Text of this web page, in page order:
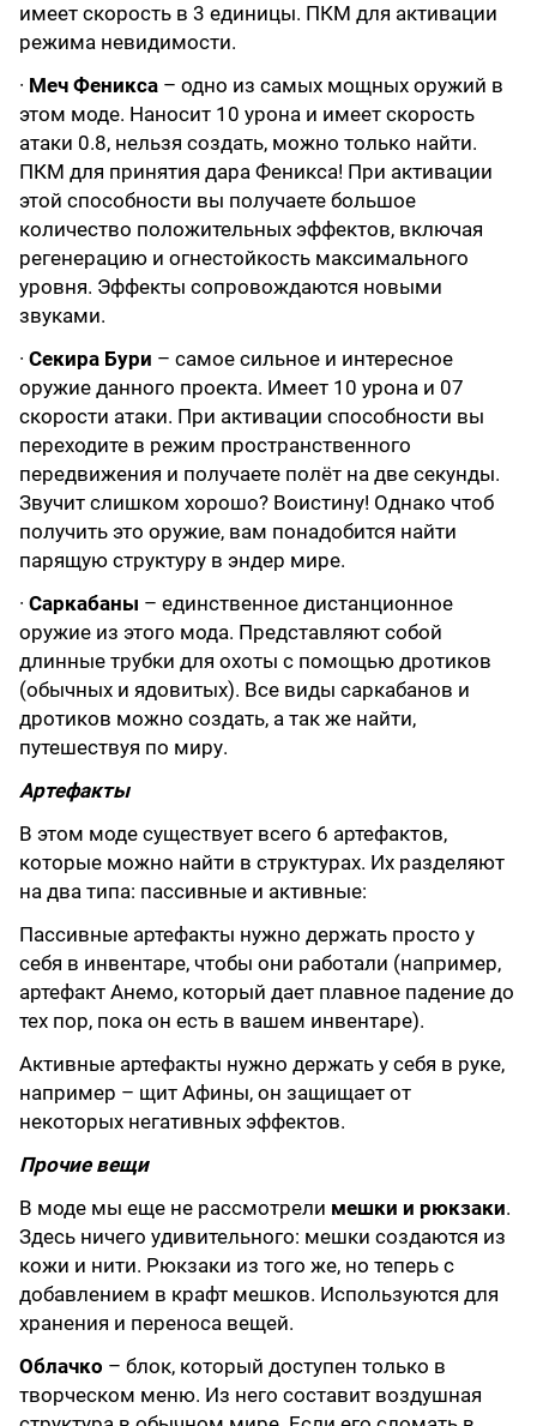
имеет скорость в 3 единицы. ПКМ для активации
режима невидимости.
· Меч Феникса – одно из самых мощных оружий в
этом моде. Наносит 10 урона и имеет скорость
атаки 0.8, нельзя создать, можно только найти.
ПКМ для принятия дара Феникса! При активации
этой способности вы получаете большое
количество положительных эффектов, включая
регенерацию и огнестойкость максимального
уровня. Эффекты сопровождаются новыми
звуками.
· Секира Бури – самое сильное и интересное
оружие данного проекта. Имеет 10 урона и 07
скорости атаки. При активации способности вы
переходите в режим пространственного
передвижения и получаете полёт на две секунды.
Звучит слишком хорошо? Воистину! Однако чтоб
получить это оружие, вам понадобится найти
парящую структуру в эндер мире.
· Саркабаны – единственное дистанционное
оружие из этого мода. Представляют собой
длинные трубки для охоты с помощью дротиков
(обычных и ядовитых). Все виды саркабанов и
дротиков можно создать, а так же найти,
путешествуя по миру.
Артефакты
В этом моде существует всего 6 артефактов,
которые можно найти в структурах. Их разделяют
на два типа: пассивные и активные:
Пассивные артефакты нужно держать просто у
себя в инвентаре, чтобы они работали (например,
артефакт Анемо, который дает плавное падение до
тех пор, пока он есть в вашем инвентаре).
Активные артефакты нужно держать у себя в руке,
например – щит Афины, он защищает от
некоторых негативных эффектов.
Прочие вещи
В моде мы еще не рассмотрели мешки и рюкзаки.
Здесь ничего удивительного: мешки создаются из
кожи и нити. Рюкзаки из того же, но теперь с
добавлением в крафт мешков. Используются для
хранения и переноса вещей.
Облачко – блок, который доступен только в
творческом меню. Из него составит воздушная